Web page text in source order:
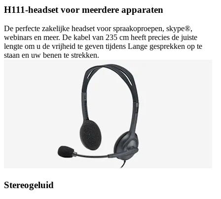
H111-headset voor meerdere apparaten
De perfecte zakelijke headset voor spraakoproepen, skype®,
webinars en meer. De kabel van 235 cm heeft precies de juiste
lengte om u de vrijheid te geven tijdens Lange gesprekken op te
staan en uw benen te strekken.
Stereogeluid